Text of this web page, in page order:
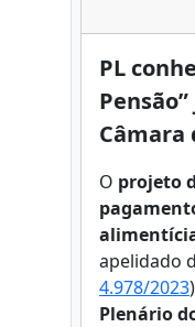
PL
Câmara
O projeto
apelidado
4.978/2023
Plenário